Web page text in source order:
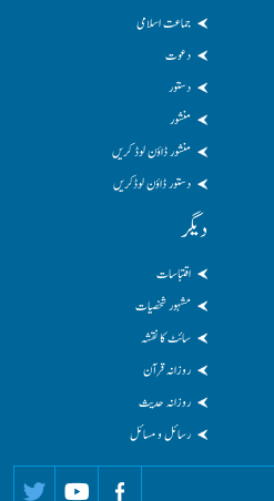
جماعت اسلامی
دعوت
دستور
منشور
منشور ڈاؤن لوڈ کریں
دستور ڈاؤن لوڈکریں
دیگر
اقتباسات
مشہور شخصیات
سائٹ کا نقشہ
روزانہ قرآن
روزانہ حدیث
رسائل و مسائل